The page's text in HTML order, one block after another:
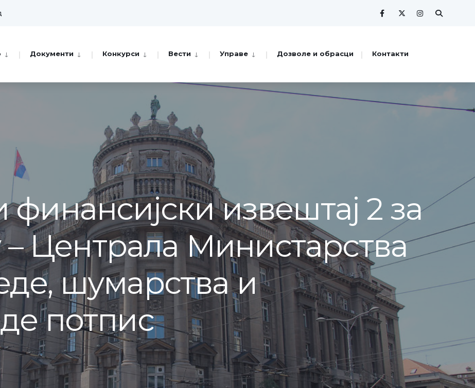
Документи Конкурси Вести Управе Дозволе и обрасци Контакти
извештај 2 за
– Централа Министарства
шумарства и
потпис